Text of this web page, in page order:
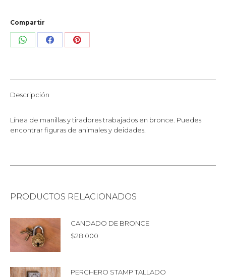
Compartir
Share Share Share
Descripción
Línea de manillas y tiradores trabajados en bronce. Puedes
encontrar figuras de animales y deidades.
PRODUCTOS RELACIONADOS
CANDADO DE BRONCE
$28.000
PERCHERO STAMP TALLADO